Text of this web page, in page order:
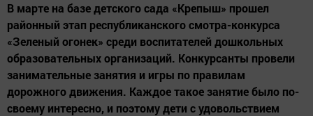
В марте на базе детского сада «Крепыш» прошел
районный этап республиканского смотра-конкурса
«Зеленый огонек» среди воспитателей дошкольных
образовательных организаций. Конкурсанты провели
занимательные занятия и игры по правилам
дорожного движения. Каждое такое занятие было по-
своему интересно, и поэтому дети с удовольствием